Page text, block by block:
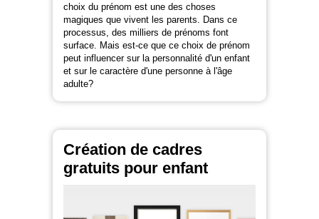
choix du prénom est une des choses
magiques que vivent les parents. Dans ce
processus, des milliers de prénoms font
surface. Mais est-ce que ce choix de prénom
peut influencer sur la personnalité d'un enfant
et sur le caractère d'une personne à l'âge
adulte?
Création de cadres
gratuits pour enfant